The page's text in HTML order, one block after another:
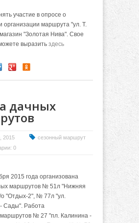
участие в опросе о
организации маршрута "ул. Т.
"Золотая Нива". Свое
выразить здесь
дачных
2015
сезонный маршрут
0
2015 года организована
маршрутов № 51л "Нижняя
о "Отдых-2", № 77л "ул.
- Сады". Работа
№ 27 "пл. Калинина -